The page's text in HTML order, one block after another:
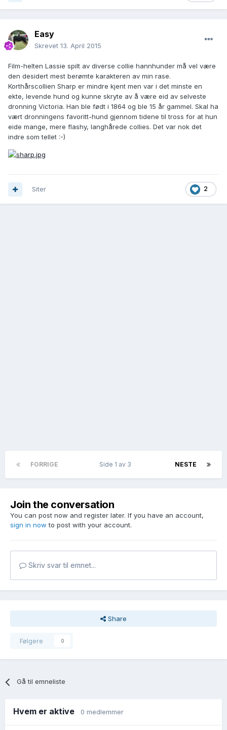
Easy
Skrevet 13. April 2015
Film-helten Lassie spilt av diverse collie hannhunder må vel være
den desidert mest berømte karakteren av min rase.
Korthårscollien Sharp er mindre kjent men var i det minste en
ekte, levende hund og kunne skryte av å være eid av selveste
dronning Victoria. Han ble født i 1864 og ble 15 år gammel. Skal ha
vært dronningens favoritt-hund gjennom tidene til tross for at hun
eide mange, mere flashy, langhårede collies. Det var nok det
indre som tellet :-)
2
Siter
FORRIGE NESTE
Side 1 av 3
Join the conversation
You can post now and register later. If you have an account,
sign in now to post with your account.
Skriv svar til emnet...
Share
Følgere 0
Gå til emneliste
Hvem er aktive 0 medlemmer